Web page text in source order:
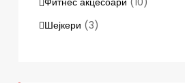
Шејкери (3)